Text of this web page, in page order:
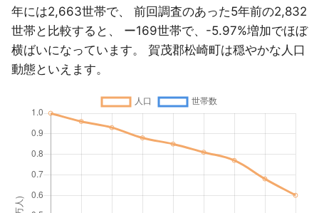
年には2,663世帯で、 前回調査のあった5年前の2,832
世帯と比較すると、 ー169世帯で、-5.97%増加でほぼ
横ばいになっています。 賀茂郡松崎町は穏やかな人口
動態といえます。